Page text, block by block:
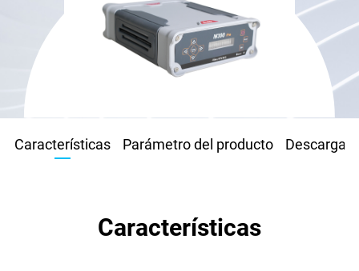
Características Parámetro del producto Descargar
Características